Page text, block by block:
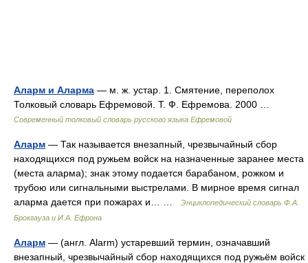
Аларм и Аларма — м. ж. устар. 1. Смятение, переполох
Толковый словарь Ефремовой. Т. Ф. Ефремова. 2000 …
Современный толковый словарь русского языка Ефремовой
Аларм — Так называется внезапный, чрезвычайный сбор
находящихся под ружьем войск на назначенные заранее места
(места аларма); знак этому подается барабаном, рожком и
трубою или сигнальными выстрелами. В мирное время сигнал
аларма дается при пожарах и… …
Энциклопедический словарь Ф.А.
Брокгауза и И.А. Ефрона
Аларм — (англ. Alarm) устаревший термин, означавший
внезапный, чрезвычайный сбор находящихся под ружьём войск